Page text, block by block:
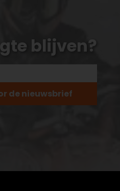
blijven?
de nieuwsbrief